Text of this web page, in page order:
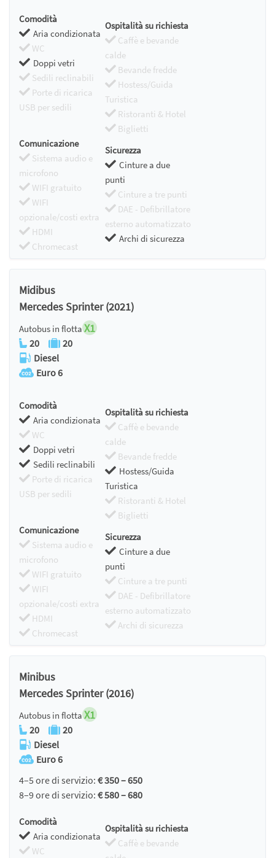
Comodità
Aria condizionata
WC
Doppi vetri
Sedili reclinabili
Porte di ricarica
USB per sedili
Ospitalità su richiesta
Caffè e bevande
calde
Bevande fredde
Hostess/Guida
Turistica
Ristoranti & Hotel
Biglietti
Comunicazione
Sistema audio e
microfono
WIFI gratuito
WIFI
opzionale/costi extra
HDMI
Chromecast
Sicurezza
Cinture a due
punti
Cinture a tre punti
DAE - Defibrillatore
esterno automatizzato
Archi di sicurezza
Midibus
Mercedes Sprinter (2021)
Autobus in flotta X1
20
20
Diesel
Euro 6
Comodità
Aria condizionata
WC
Doppi vetri
Sedili reclinabili
Porte di ricarica
USB per sedili
Ospitalità su richiesta
Caffè e bevande
calde
Bevande fredde
Hostess/Guida
Turistica
Ristoranti & Hotel
Biglietti
Comunicazione
Sistema audio e
microfono
WIFI gratuito
WIFI
opzionale/costi extra
HDMI
Chromecast
Sicurezza
Cinture a due
punti
Cinture a tre punti
DAE - Defibrillatore
esterno automatizzato
Archi di sicurezza
Minibus
Mercedes Sprinter (2016)
Autobus in flotta X1
20
20
Diesel
Euro 6
4–5 ore di servizio: € 350 – 650
8–9 ore di servizio: € 580 – 680
Comodità
Aria condizionata
WC
Ospitalità su richiesta
Caffè e bevande